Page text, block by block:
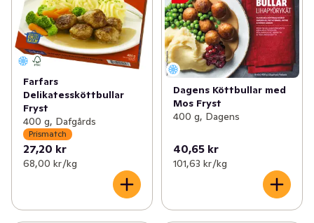
Farfars
Delikatessköttbullar
Fryst
400 g, Dafgårds
Prismatch
27,20 kr
68,00 kr /kg
Dagens Köttbullar med
Mos Fryst
400 g, Dagens
40,65 kr
101,63 kr /kg